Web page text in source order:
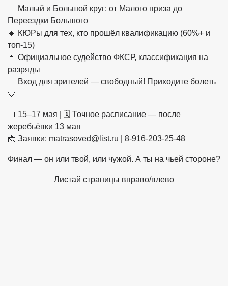
🔹 Малый и Большой круг: от Малого приза до
Переездки Большого
🔹 КЮРы для тех, кто прошёл квалификацию (60%+ и
топ-15)
🔹 Официальное судейство ФКСР, классификация на
разряды
🔹 Вход для зрителей — свободный! Приходите болеть
💙
📅 15–17 мая | 🗓 Точное расписание — после
жеребьёвки 13 мая
📩 Заявки: matrasoved@list.ru | 8-916-203-25-48
Финал — он или твой, или чужой. А ты на чьей стороне?
Листай страницы вправо/влево